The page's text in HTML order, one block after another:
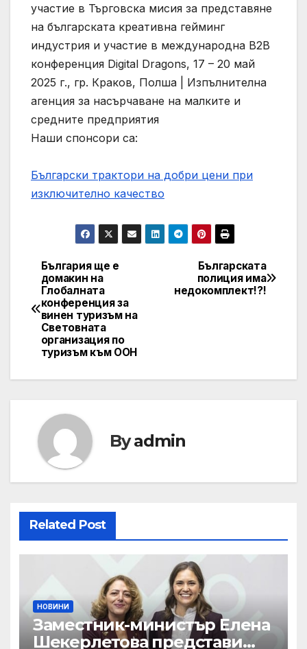
участие в Търговска мисия за представяне
на българската креативна гейминг
индустрия и участие в международна В2В
конференция Digital Dragons, 17 – 20 май
2025 г., гр. Краков, Полша | Изпълнителна
агенция за насърчаване на малките и
средните предприятия
Наши спонсори са:
Български трактори на добри цени при
изключително качество
Post
navigation
Българската
полиция има
недокомплект!?!
България ще е
домакин на
Глобалната
конференция за
винен туризъм на
Световната
организация по
туризъм към ООН
Byadmin
Related Post
НОВИНИ
Заместник-министър Елена
Шекерлетова представи